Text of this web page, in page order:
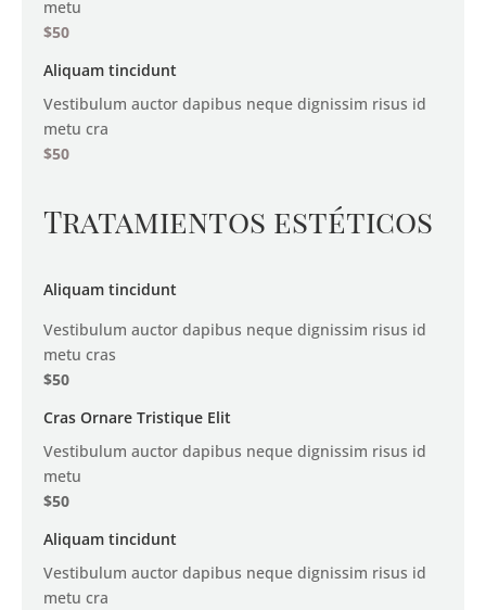
metu
$50
Aliquam tincidunt
Vestibulum auctor dapibus neque dignissim risus id
metu cra
$50
Tratamientos estéticos
Aliquam tincidunt
Vestibulum auctor dapibus neque dignissim risus id
metu cras
$50
Cras Ornare Tristique Elit
Vestibulum auctor dapibus neque dignissim risus id
metu
$50
Aliquam tincidunt
Vestibulum auctor dapibus neque dignissim risus id
metu cra